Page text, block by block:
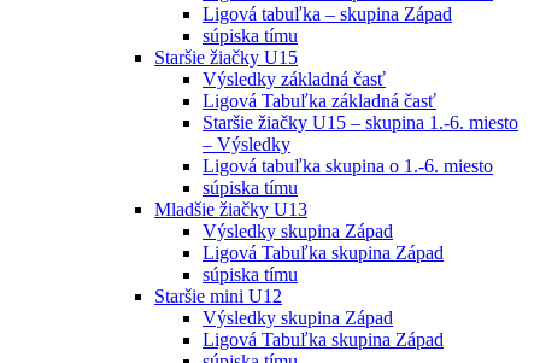
Ligová tabuľka – skupina Západ
súpiska tímu
Staršie žiačky U15
Výsledky základná časť
Ligová Tabuľka základná časť
Staršie žiačky U15 – skupina 1.-6. miesto
– Výsledky
Ligová tabuľka skupina o 1.-6. miesto
súpiska tímu
Mladšie žiačky U13
Výsledky skupina Západ
Ligová Tabuľka skupina Západ
súpiska tímu
Staršie mini U12
Výsledky skupina Západ
Ligová Tabuľka skupina Západ